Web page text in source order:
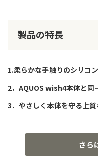
製品の特長
1.柔らかな手触りのシリコ
2．AQUOS wish4本体と同
3．やさしく本体を守る上
さら